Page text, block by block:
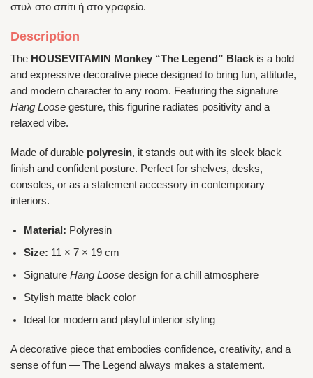
στυλ στο σπίτι ή στο γραφείο.
Description
The HOUSEVITAMIN Monkey “The Legend” Black is a bold
and expressive decorative piece designed to bring fun, attitude,
and modern character to any room. Featuring the signature
Hang Loose gesture, this figurine radiates positivity and a
relaxed vibe.
Made of durable polyresin, it stands out with its sleek black
finish and confident posture. Perfect for shelves, desks,
consoles, or as a statement accessory in contemporary
interiors.
Material: Polyresin
Size: 11 × 7 × 19 cm
SignatureHang Loose design for a chill atmosphere
Stylish matte black color
Ideal for modern and playful interior styling
A decorative piece that embodies confidence, creativity, and a
sense of fun — The Legend always makes a statement.